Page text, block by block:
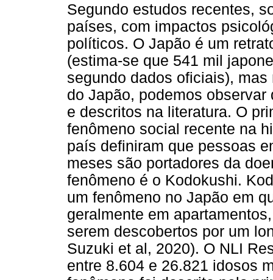
Segundo estudos recentes,
países, com impactos
políticos. O Japão é um
(estima-se que 541 mil
segundo dados oficiais),
do Japão, podemos
e descritos na literatura. O
fenômeno social recente na
país definiram que pessoas
meses são portadores da
fenômeno é o Kodokushi.
um fenômeno no Japão em
geralmente em
serem descobertos por um
Suzuki et al, 2020). O NLI
entre 8.604 e 26.821 idosos